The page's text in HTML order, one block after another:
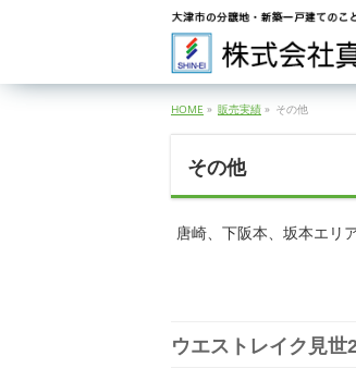
HOME » 販売実績 » その他
その他
唐崎、下阪本、坂本エリ
ウエストレイク見世